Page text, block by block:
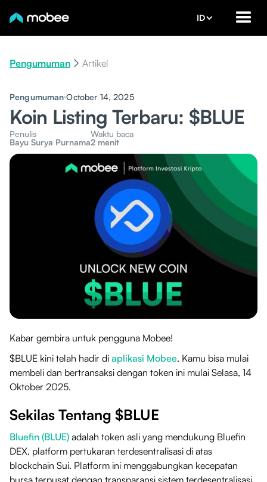
ID
Pengumuman Artikel
Pengumuman October 14, 2025
Koin Listing Terbaru: $BLUE
Penulis
Bayu Surya Purnama
Waktu baca
2 menit
Kabar gembira untuk pengguna Mobee!
$BLUE kini telah hadir di aplikasi Mobee. Kamu bisa mulai
membeli dan bertransaksi dengan token ini mulai Selasa, 14
Oktober 2025.
Sekilas Tentang $BLUE
Bluefin (BLUE) adalah token asli yang mendukung Bluefin
DEX, platform pertukaran terdesentralisasi di atas
blockchain Sui. Platform ini menggabungkan kecepatan